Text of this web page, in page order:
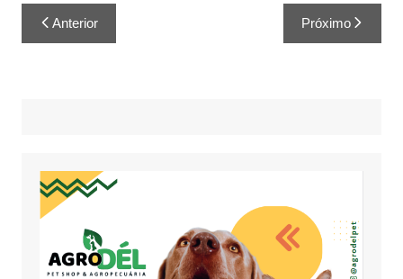
Anterior Próximo